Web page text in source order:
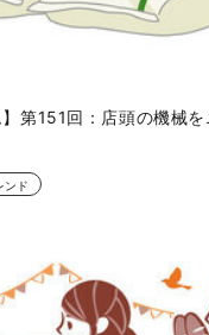
】第151回：店頭の機械
ンド